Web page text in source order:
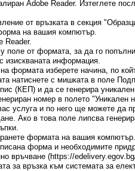
Adobe Reader. Изтеглете
от връзката в секция
на вашия компютър.
от формата, за да го
информация.
изберете начина, по
натиснете с мишката в поле
(КЕП) и да се генерира
номер в полето "Уникален
услуга и по него ще можете да
Ако в това поле липсва
формата на вашия компютър.
форма и необходимите
връчване (https://
за връзка към системата за